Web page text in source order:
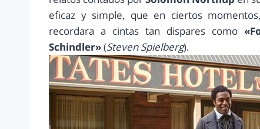
eficaz y simple, que en ciertos
recordara a cintas tan dispares como
Schindler»(Steven Spielberg).